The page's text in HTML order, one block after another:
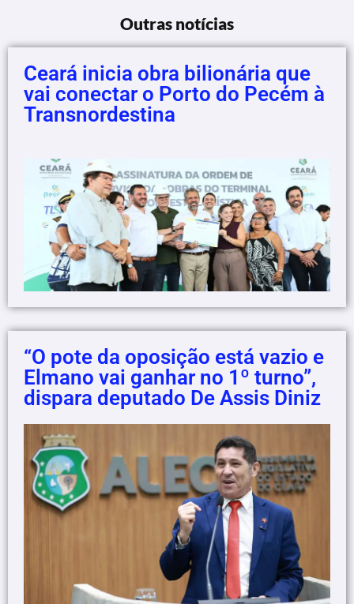
Outras notícias
Ceará inicia obra bilionária que
vai conectar o Porto do Pecém à
Transnordestina
“O pote da oposição está vazio e
Elmano vai ganhar no 1º turno”,
dispara deputado De Assis Diniz